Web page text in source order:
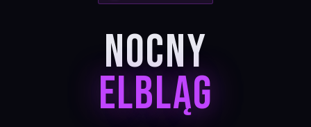
Nocny
Elbląg